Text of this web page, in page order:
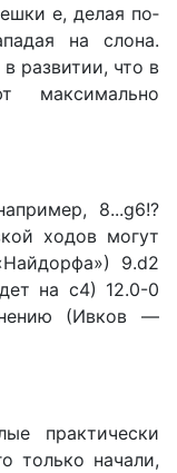
е, делая по­
на слона.
развитии, что в
максимально
8...g6!?
хо­дов могут
9.d2
на с4) 12.0-0
(Ивков —
практически
только начали,